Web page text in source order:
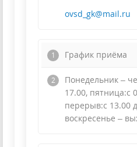
ovsd_gk@mail.ru
График приёма
Понедельник –
17.00, пятница:с
перерыв:с 13.00
воскресенье –